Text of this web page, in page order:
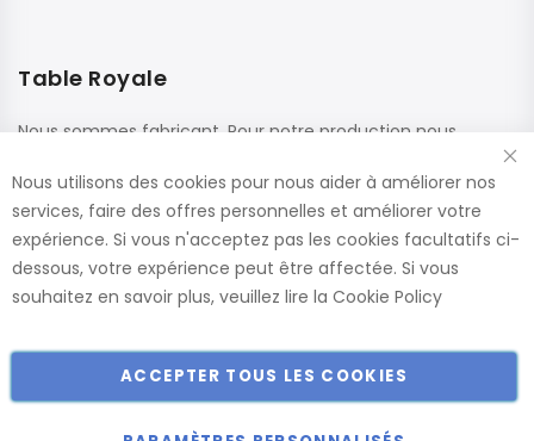
Table Royale
Nous sommes fabricant. Pour notre production nous
renommés. Ces panneaux sont confectionnés dans nos
usines, ce qui nous permet de vous offrir le plus large choix
de dimensions et de finitions.
Catalogue
Tous droits réservés.
Nous utilisons des cookies pour nous aider à améliorer nos
services, faire des offres personnelles et améliorer votre
expérience. Si vous n'acceptez pas les cookies facultatifs ci-
dessous, votre expérience peut être affectée. Si vous
souhaitez en savoir plus, veuillez lire la Cookie Policy
ACCEPTER TOUS LES COOKIES